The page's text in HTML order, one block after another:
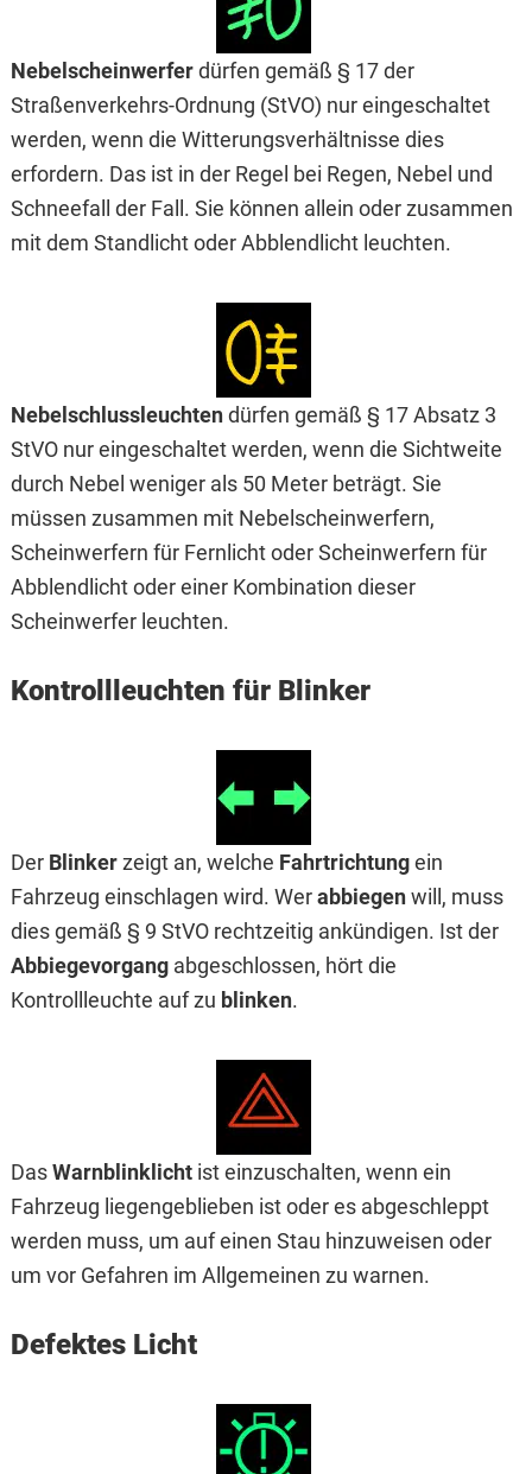
Nebelscheinwerferdürfen gemäß § 17 der
Straßenverkehrs-Ordnung (StVO) nur eingeschaltet
werden, wenn die Witterungsverhältnisse dies
erfordern. Das ist in der Regel bei Regen, Nebel und
Schneefall der Fall. Sie können allein oder zusammen
mit dem Standlicht oder Abblendlicht leuchten.
Nebelschlussleuchtendürfen gemäß § 17 Absatz 3
StVO nur eingeschaltet werden, wenn die Sichtweite
durch Nebel weniger als 50 Meter beträgt. Sie
müssen zusammen mit Nebelschein­werfern,
Scheinwerfern für Fernlicht oder Scheinwerfern für
Abblendlicht oder einer Kombination dieser
Scheinwerfer leuchten.
Kontrollleuchten für Blinker
Der Blinkerzeigt an, welche Fahrtrichtungein
Fahrzeug einschlagen wird. Werabbiegenwill, muss
dies gemäß § 9 StVO rechtzeitig ankündigen. Ist der
Abbiegevorgang abgeschlossen, hört die
Kontrollleuchte auf zu blinken.
DasWarnblinklicht ist einzuschalten, wenn ein
Fahrzeug liegengeblieben ist oder es abgeschleppt
werden muss, um auf einen Stau hinzuweisen oder
um vor Gefahren im Allgemeinen zu warnen.
Defektes Licht